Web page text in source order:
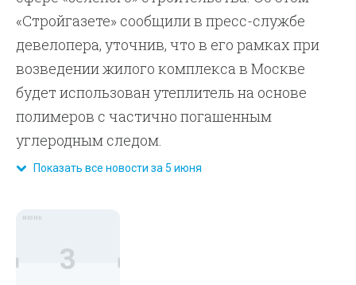
«Стройгазете» сообщили в пресс-службе
девелопера, уточнив, что в его рамках при
возведении жилого комплекса в Москве
будет использован утеплитель на основе
полимеров с частично погашенным
углеродным следом.
Показать все новости за 5 июня
июнь
3